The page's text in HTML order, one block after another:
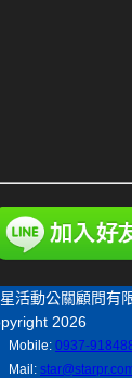
活動公關顧問有
2026
Mobile: 0937-
Mail: